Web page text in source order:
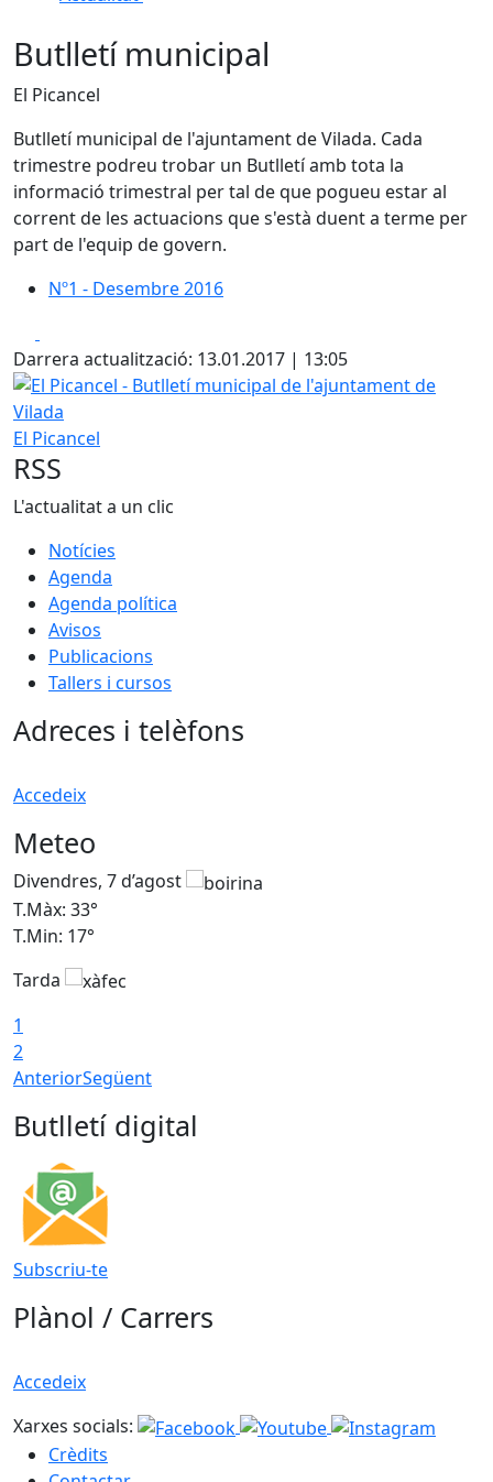
Butlletí municipal
El Picancel
Butlletí municipal de l'ajuntament de Vilada. Cada
trimestre podreu trobar un Butlletí amb tota la
informació trimestral per tal de que pogueu estar al
corrent de les actuacions que s'està duent a terme per
part de l'equip de govern.
Nº1 - Desembre 2016
Nº1 - Desembre 2016
Darrera actualització: 13.01.2017 | 13:05
El Picancel - Butlletí municipal de l'ajuntament de Vilada
El Picancel
RSS
L'actualitat a un clic
Notícies
Agenda
Agenda política
Avisos
Publicacions
Tallers i cursos
Adreces i telèfons
Accedeix
Meteo
Divendres, 7 d’agost
T.Màx: 33°
T.Min: 17°
Tarda
1
2
AnteriorSegüent
Butlletí digital
Subscriu-te
Plànol / Carrers
Accedeix
Xarxes socials:
Crèdits